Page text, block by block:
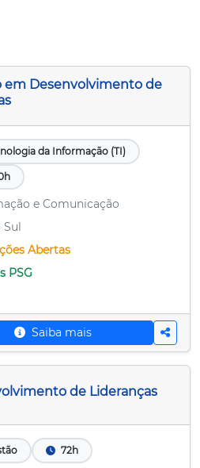
em Desenvolvimento de
da Informação (TI)
e Comunicação
Abertas
PSG
Saiba mais
de Lideranças
72h